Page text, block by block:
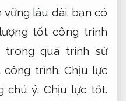
vững lâu dài. bạn có
tốt công trình
trong quá trình sử
công trình. Chịu lực
chú ý, Chịu lực tốt.